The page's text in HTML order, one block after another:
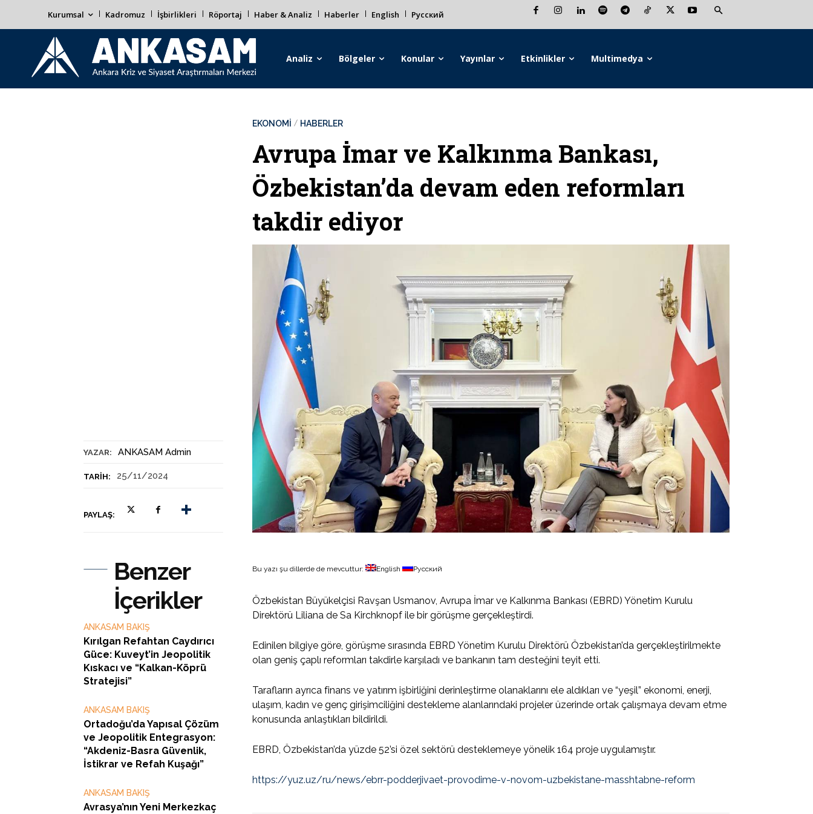
Kurumsal Kadromuz İşbirlikleri Röportaj Haber & Analiz Haberler English Русский
Analiz Bölgeler Konular Yayınlar Etkinlikler Multimedya
YAZAR: ANKASAM Admin
TARIH: 25/11/2024
PAYLAŞ:
EKONOMİ HABERLER
Avrupa İmar ve Kalkınma Bankası,
Özbekistan’da devam eden reformları
takdir ediyor
Benzer
İçerikler
ANKASAM BAKIŞ
Kırılgan Refahtan Caydırıcı
Güce: Kuveyt’in Jeopolitik
Kıskacı ve “Kalkan-Köprü
Stratejisi”
ANKASAM BAKIŞ
Ortadoğu’da Yapısal Çözüm
ve Jeopolitik Entegrasyon:
“Akdeniz-Basra Güvenlik,
İstikrar ve Refah Kuşağı”
ANKASAM BAKIŞ
Avrasya’nın Yeni Merkezkaç
Bu yazı şu dillerde de mevcuttur: English Русский
Özbekistan Büyükelçisi Ravşan Usmanov, Avrupa İmar ve Kalkınma Bankası (EBRD) Yönetim Kurulu
Direktörü Liliana de Sa Kirchknopf ile bir görüşme gerçekleştirdi.
Edinilen bilgiye göre, görüşme sırasında EBRD Yönetim Kurulu Direktörü Özbekistan’da gerçekleştirilmekte
olan geniş çaplı reformları takdirle karşıladı ve bankanın tam desteğini teyit etti.
Tarafların ayrıca finans ve yatırım işbirliğini derinleştirme olanaklarını ele aldıkları ve “yeşil” ekonomi, enerji,
ulaşım, kadın ve genç girişimciliğini destekleme alanlarındaki projeler üzerinde ortak çalışmaya devam etme
konusunda anlaştıkları bildirildi.
EBRD, Özbekistan’da yüzde 52’si özel sektörü desteklemeye yönelik 164 proje uygulamıştır.
https://yuz.uz/ru/news/ebrr-podderjivaet-provodime-v-novom-uzbekistane-masshtabne-reform